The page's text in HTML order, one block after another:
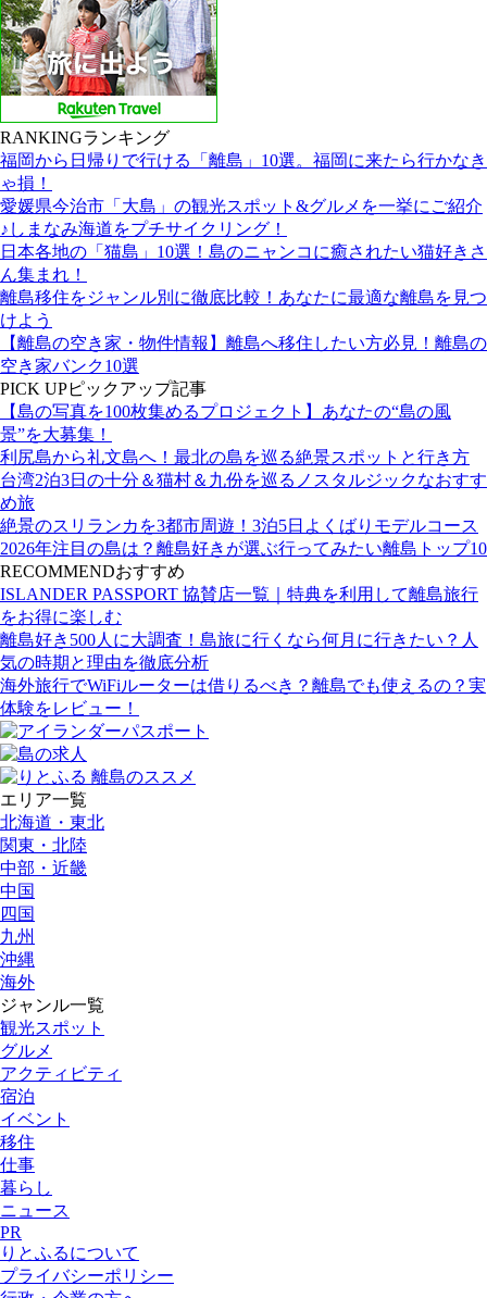
RANKINGランキング
福岡から日帰りで行ける「離島」10選。福岡に来たら行かなき
ゃ損！
愛媛県今治市「大島」の観光スポット&グルメを一挙にご紹介
♪しまなみ海道をプチサイクリング！
日本各地の「猫島」10選！島のニャンコに癒されたい猫好きさ
ん集まれ！
離島移住をジャンル別に徹底比較！あなたに最適な離島を見つ
けよう
【離島の空き家・物件情報】離島へ移住したい方必見！離島の
空き家バンク10選
PICK UPピックアップ記事
【島の写真を100枚集めるプロジェクト】あなたの“島の風
景”を大募集！
利尻島から礼文島へ！最北の島を巡る絶景スポットと行き方
台湾2泊3日の十分＆猫村＆九份を巡るノスタルジックなおすす
め旅
絶景のスリランカを3都市周遊！3泊5日よくばりモデルコース
2026年注目の島は？離島好きが選ぶ行ってみたい離島トップ10
RECOMMENDおすすめ
ISLANDER PASSPORT 協賛店一覧｜特典を利用して離島旅行
をお得に楽しむ
離島好き500人に大調査！島旅に行くなら何月に行きたい？人
気の時期と理由を徹底分析
海外旅行でWiFiルーターは借りるべき？離島でも使えるの？実
体験をレビュー！
エリア一覧
北海道・東北
関東・北陸
中部・近畿
中国
四国
九州
沖縄
海外
ジャンル一覧
観光スポット
グルメ
アクティビティ
宿泊
イベント
移住
仕事
暮らし
ニュース
PR
りとふるについて
プライバシーポリシー